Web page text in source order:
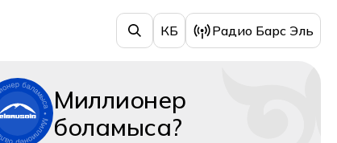
КБ Радио Барс Эль
Миллионер
боламыса?